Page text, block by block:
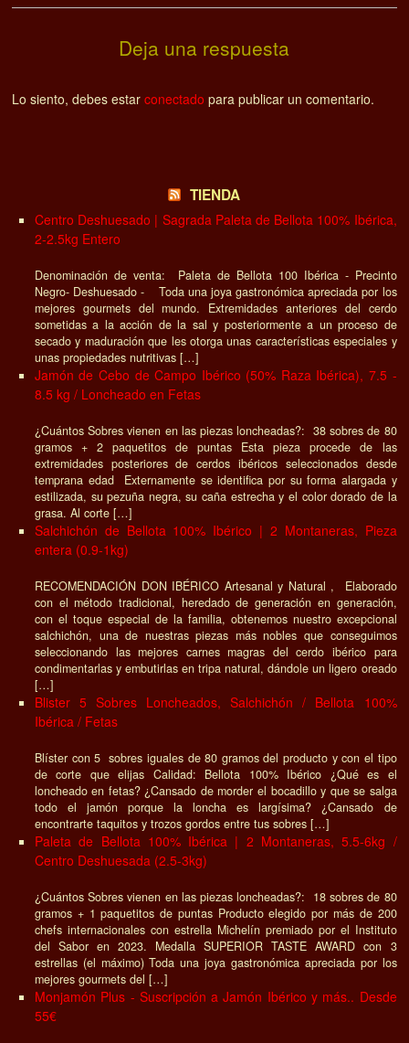
Deja una respuesta
Lo siento, debes estarconectado para publicar un comentario.
TIENDA
Centro Deshuesado | Sagrada Paleta de Bellota 100% Ibérica,
2-2.5kg Entero
Denominación de venta: Paleta de Bellota 100 Ibérica - Precinto
Negro- Deshuesado - Toda una joya gastronómica apreciada por los
mejores gourmets del mundo. Extremidades anteriores del cerdo
sometidas a la acción de la sal y posteriormente a un proceso de
secado y maduración que les otorga unas características especiales y
unas propiedades nutritivas […]
Jamón de Cebo de Campo Ibérico (50% Raza Ibérica), 7.5 -
8.5 kg / Loncheado en Fetas
¿Cuántos Sobres vienen en las piezas loncheadas?: 38 sobres de 80
gramos + 2 paquetitos de puntas Esta pieza procede de las
extremidades posteriores de cerdos ibéricos seleccionados desde
temprana edad Externamente se identifica por su forma alargada y
estilizada, su pezuña negra, su caña estrecha y el color dorado de la
grasa. Al corte […]
Salchichón de Bellota 100% Ibérico | 2 Montaneras, Pieza
entera (0.9-1kg)
RECOMENDACIÓN DON IBÉRICO Artesanal y Natural , Elaborado
con el método tradicional, heredado de generación en generación,
con el toque especial de la familia, obtenemos nuestro excepcional
salchichón, una de nuestras piezas más nobles que conseguimos
seleccionando las mejores carnes magras del cerdo ibérico para
condimentarlas y embutirlas en tripa natural, dándole un ligero oreado
[…]
Blister 5 Sobres Loncheados, Salchichón / Bellota 100%
Ibérica / Fetas
Blíster con 5 sobres iguales de 80 gramos del producto y con el tipo
de corte que elijas Calidad: Bellota 100% Ibérico ¿Qué es el
loncheado en fetas? ¿Cansado de morder el bocadillo y que se salga
todo el jamón porque la loncha es largísima? ¿Cansado de
encontrarte taquitos y trozos gordos entre tus sobres […]
Paleta de Bellota 100% Ibérica | 2 Montaneras, 5.5-6kg /
Centro Deshuesada (2.5-3kg)
¿Cuántos Sobres vienen en las piezas loncheadas?: 18 sobres de 80
gramos + 1 paquetitos de puntas Producto elegido por más de 200
chefs internacionales con estrella Michelín premiado por el Instituto
del Sabor en 2023. Medalla SUPERIOR TASTE AWARD con 3
estrellas (el máximo) Toda una joya gastronómica apreciada por los
mejores gourmets del […]
Monjamón Plus - Suscripción a Jamón Ibérico y más.. Desde
55€